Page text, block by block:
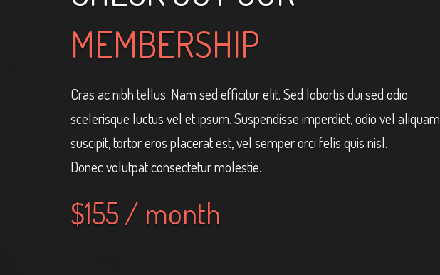
MEMBERSHIP
Cras ac nibh tellus. Nam sed efficitur elit. Sed lobortis dui sed odio
scelerisque luctus vel et ipsum. Suspendisse imperdiet, odio vel aliquam
suscipit, tortor eros placerat est, vel semper orci felis quis nisl.
Donec volutpat consectetur molestie.
$155 / month